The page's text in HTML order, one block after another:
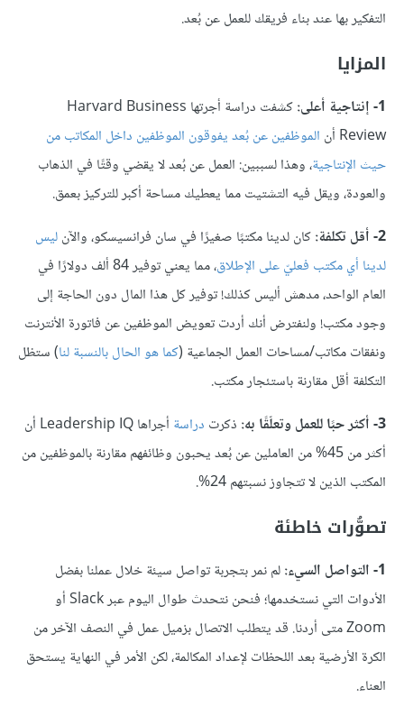
التفكير بها عند بناء فريقك للعمل عن بُعد.
المزايا
1- إنتاجية أعلى:
كشفت دراسة أجرتها Harvard Business
Review أن
الموظفين عن بُعد يفوقون الموظفين داخل المكاتب من
حيث الإنتاجية، وهذا لسببين: العمل عن بُعد لا يقضي وقتًا في الذهاب
والعودة، ويقل فيه التشتيت مما يعطيك مساحة أكبر للتركيز بعمق.
2- أقل تكلفة:
كان لدينا مكتبًا صغيرًا في سان فرانسيسكو، والآنليس
لدينا أي مكتب فعليّ على الإطلاق
، مما يعني توفير 84 ألف دولارًا في
العام الواحد، مدهش أليس كذلك! توفير كل هذا المال دون الحاجة إلى
وجود مكتب! ولنفترض أنك أردت تعويض الموظفين عن فاتورة الأنترنت
ونفقات مكاتب/مساحات العمل الجماعية (كما هو الحال بالنسبة لنا) ستظل
التكلفة أقل مقارنة باستئجار مكتب.
3- أكثر حبًا للعمل وتعلّقًا به:
ذكرت دراسة
أجراها Leadership IQ أن
أكثر من 45% من العاملين عن بُعد يحبون وظائفهم مقارنة بالموظفين من
المكتب الذين لا تتجاوز نسبتهم 24%.
تصوُّرات خاطئة
1- التواصل السيء:
لم نمر بتجربة تواصل سيئة خلال عملنا بفضل
الأدوات التي نستخدمها؛ فنحن نتحدث طوال اليوم عبر Slack أو
Zoom متى أردنا. قد يتطلب الاتصال بزميل عمل في النصف الآخر من
الكرة الأرضية بعد اللحظات لإعداد المكالمة، لكن الأمر في النهاية يستحق
العناء.